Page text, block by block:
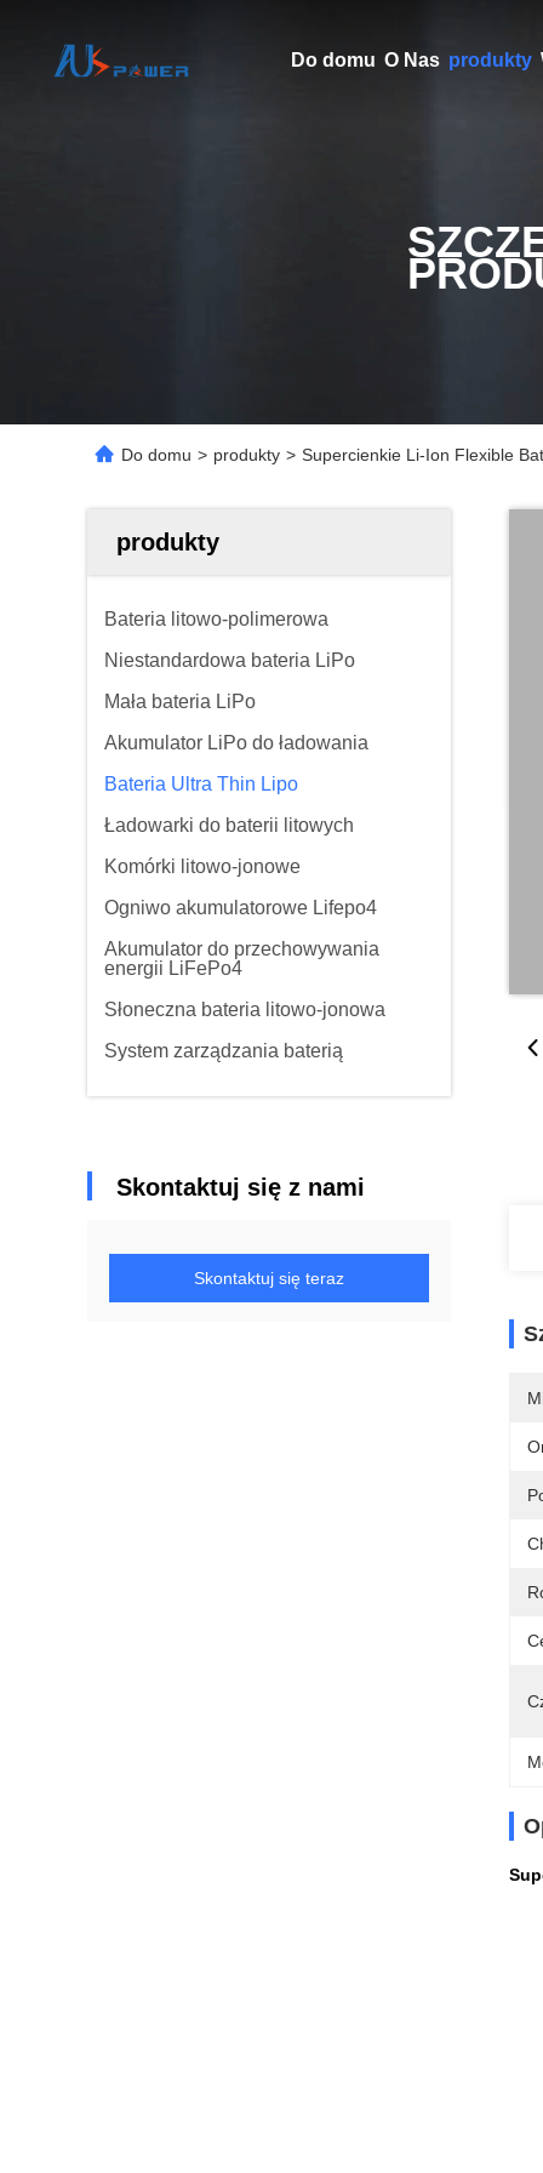
Do domu O Nas produkty
Do domu > produkty > Supercienkie Li-Ion Flexible
produkty
Bateria litowo-polimerowa
Niestandardowa bateria LiPo
Mała bateria LiPo
Akumulator LiPo do ładowania
Bateria Ultra Thin Lipo
Ładowarki do baterii litowych
Komórki litowo-jonowe
Ogniwo akumulatorowe Lifepo4
Akumulator do przechowywania
energii LiFePo4
Słoneczna bateria litowo-jonowa
System zarządzania baterią
Skontaktuj się z nami
Skontaktuj się teraz